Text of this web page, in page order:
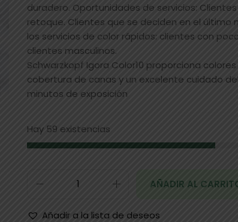
duradero. Oportunidades de servicios:
retoque. Clientes que se deciden en el último
los servicios de color rápidos: clientes con
clientes masculinos.
Schwarzkopf Igora Color10 proporciona
cobertura de canas y un excelente cuidado
minutos de exposición
Hay 59 existencias
AÑADIR AL
Añadir a la lista de deseos